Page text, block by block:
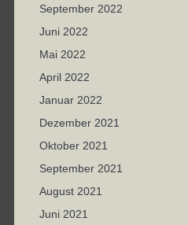
September 2022
Juni 2022
Mai 2022
April 2022
Januar 2022
Dezember 2021
Oktober 2021
September 2021
August 2021
Juni 2021